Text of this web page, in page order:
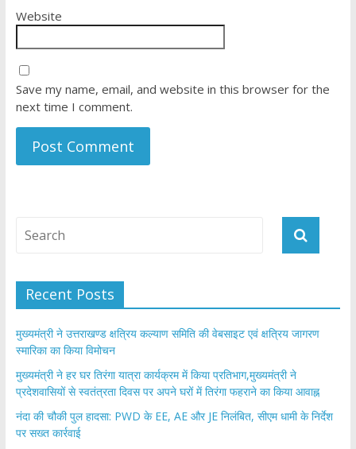
Website
Save my name, email, and website in this browser for the
next time I comment.
Recent Posts
मुख्यमंत्री ने उत्तराखण्ड क्षत्रिय कल्याण समिति की वेबसाइट एवं क्षत्रिय जागरण
स्मारिका का किया विमोचन
मुख्यमंत्री ने हर घर तिरंगा यात्रा कार्यक्रम में किया प्रतिभाग,मुख्यमंत्री ने
प्रदेशवासियों से स्वतंत्रता दिवस पर अपने घरों में तिरंगा फहराने का किया आवाह्न
नंदा की चौकी पुल हादसा: PWD के EE, AE और JE निलंबित, सीएम धामी के निर्देश
पर सख्त कार्रवाई